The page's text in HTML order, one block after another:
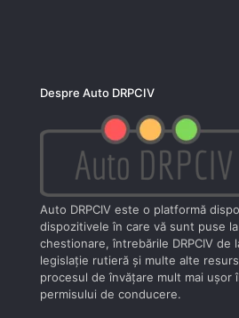
Despre Auto DRPCIV
Auto DRPCIV este o platformă
dispozitivele în care vă sunt puse
chestionare, întrebările DRPCIV de
legislaţie rutieră şi multe alte
procesul de învăţare mult mai uşor
permisului de conducere.